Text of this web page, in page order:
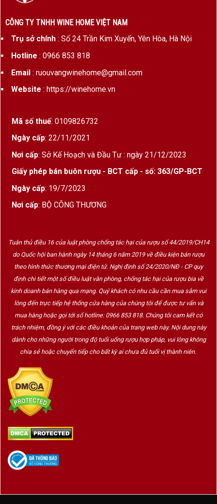
CÔNG TY TNHH WINE HOME VIỆT NAM
Trụ sở chính: Số 24 Trần Kim Xuyến, Yên Hòa, Hà Nội
Hotline : 0966 853 818
Email: ruouvangwinehome@gmail.com
Website : https://winehome.vn
Mã số thuế: 0109826732
Ngày cấp: 22/11/2021
Nơi cấp: Sở Kế Hoạch và Đầu Tư : ngày 21/12/2023
Giấy phép bán buôn rượu - BCT cấp - số: 363/GP-BCT
Ngày cấp: 19/7/2023
Nơi cấp: BỘ CÔNG THƯƠNG
Tuân thủ điều 16 của luật phòng chống tác hại của rượu số 44/2019/CH14
do Quốc hội ban hành ngày 14 tháng 6 năm 2019 về điều kiện bán rượu
theo hình thức thương mại điện tử. Nghị định số 24/2020/NĐ - CP quy
định chi tiết một số điều luật văn phòng, chống tác hại của rượu bia về
kinh doanh bán hàng qua mạng. Quý khách có nhu cầu cần mua sắm vui
lòng đến trực tiếp hệ thống cửa hàng của chúng tôi để được tư vấn và
mua hàng hoặc gọi tới số hotline: 0966 853 818. Chúng tôi cam kết có
trách nhiệm, đồng ý với các điều khoản của trang web này. Nội dung này
dành cho những người trong độ tuổi uống rượu hợp pháp, vui lòng không
chia sẻ hoặc chuyển tiếp cho bất kỳ ai chưa đủ tuổi vị thành niên.